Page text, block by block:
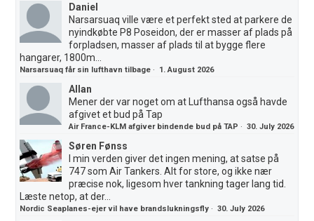
Daniel
Narsarsuaq ville være et perfekt sted at parkere de
nyindkøbte P8 Poseidon, der er masser af plads på
forpladsen, masser af plads til at bygge flere
hangarer, 1800m...
Narsarsuaq får sin lufthavn tilbage · 1. August 2026
Allan
Mener der var noget om at Lufthansa også havde
afgivet et bud på Tap
Air France-KLM afgiver bindende bud på TAP ·30. July 2026
Søren Fønss
I min verden giver det ingen mening, at satse på
747 som Air Tankers. Alt for store, og ikke nær
præcise nok, ligesom hver tankning tager lang tid.
Læste netop, at der...
Nordic Seaplanes-ejer vil have brandslukningsfly ·30. July 2026